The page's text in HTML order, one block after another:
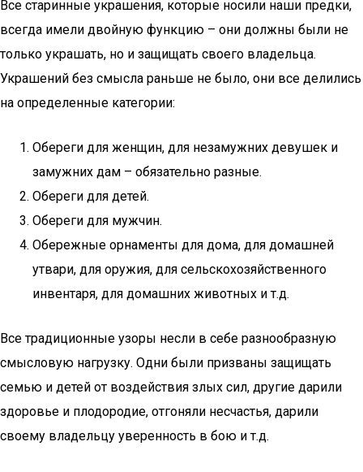
Все старинные украшения, которые носили наши предки,
всегда имели двойную функцию – они должны были не
только украшать, но и защищать своего владельца.
Украшений без смысла раньше не было, они все делились
на определенные категории:
Обереги для женщин, для незамужних девушек и
замужних дам – обязательно разные.
Обереги для детей.
Обереги для мужчин.
Обережные орнаменты для дома, для домашней
утвари, для оружия, для сельскохозяйственного
инвентаря, для домашних животных и т.д.
Все традиционные узоры несли в себе разнообразную
смысловую нагрузку. Одни были призваны защищать
семью и детей от воздействия злых сил, другие дарили
здоровье и плодородие, отгоняли несчастья, дарили
своему владельцу уверенность в бою и т.д.